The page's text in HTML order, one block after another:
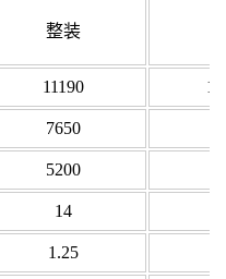
整装
11190
7650
5200
14
1.25